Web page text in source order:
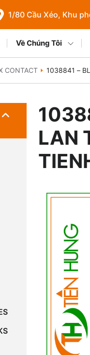
1/80 Cầu Xéo, Khu
Về Chúng Tôi
CONTACT 1038841 –
LAN